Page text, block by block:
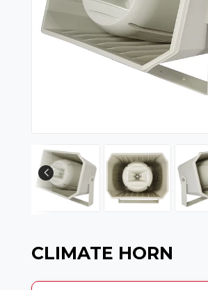
CLIMATE HORN